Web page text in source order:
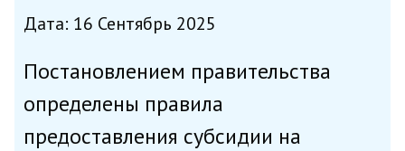
Дата: 16 Сентябрь 2025
Постановлением правительства
определены правила
предоставления субсидии на